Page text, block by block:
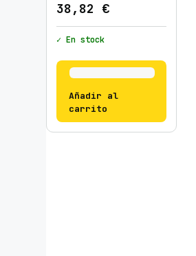
38,82 €
✓ En stock
Añadir al
carrito